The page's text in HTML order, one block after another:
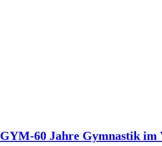
GYM-60 Jahre Gymnastik im